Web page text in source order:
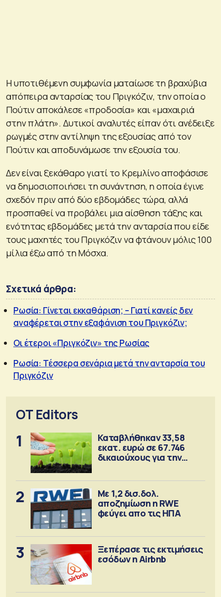
Η υποτιθέμενη συμφωνία ματαίωσε τη βραχύβια
απόπειρα ανταρσίας του Πριγκόζιν, την οποία ο
Πούτιν αποκάλεσε «προδοσία» και «μαχαιριά
στην πλάτη». Δυτικοί αναλυτές είπαν ότι ανέδειξε
ρωγμές στην αντίληψη της εξουσίας από τον
Πούτιν και αποδυνάμωσε την εξουσία του.
Δεν είναι ξεκάθαρο γιατί το Κρεμλίνο αποφάσισε
να δημοσιοποιήσει τη συνάντηση, η οποία έγινε
σχεδόν πριν από δύο εβδομάδες τώρα, αλλά
προσπαθεί να προβάλει μια αίσθηση τάξης και
ενότητας εβδομάδες μετά την ανταρσία που είδε
τους μαχητές του Πριγκόζιν να φτάνουν μόλις 100
μίλια έξω από τη Μόσχα.
Σχετικά άρθρα:
Ρωσία: Γίνεται εκκαθάριση; – Γιατί κανείς δεν
αναφέρεται στην εξαφάνιση του Πριγκόζιν;
Οι έτεροι «Πριγκόζιν» της Ρωσίας
Ρωσία: Τέσσερα σενάρια μετά την ανταρσία του
Πριγκόζιν
OT Editors
1
Καταβλήθηκαν 33,58
εκατ. ευρώ σε 67.746
δικαιούχους για την
2
Με 1,2 δισ.δολ.
αποζημίωση η RWE
φεύγει απο τις ΗΠΑ
3
Ξεπέρασε τις εκτιμήσεις
εσόδων η Airbnb